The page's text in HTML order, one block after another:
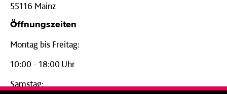
55116 Mainz
Öffnungszeiten
Montag bis Freitag:
10:00 - 18:00 Uhr
Samstag: